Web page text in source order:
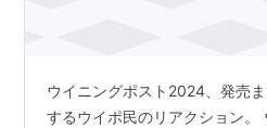
ウイニングポスト2024、発売
するウイポ民のリアクション。